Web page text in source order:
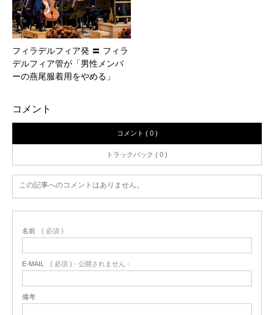
フィラデルフィア発 〓 フィラ
デルフィア管が「男性メンバ
ーの燕尾服着用をやめる」
コメント
コメント ( 0 )
トラックバック ( 0 )
この記事へのコメントはありません。
名前 ( 必須 )
E-MAIL ( 必須 ) - 公開されません -
備考